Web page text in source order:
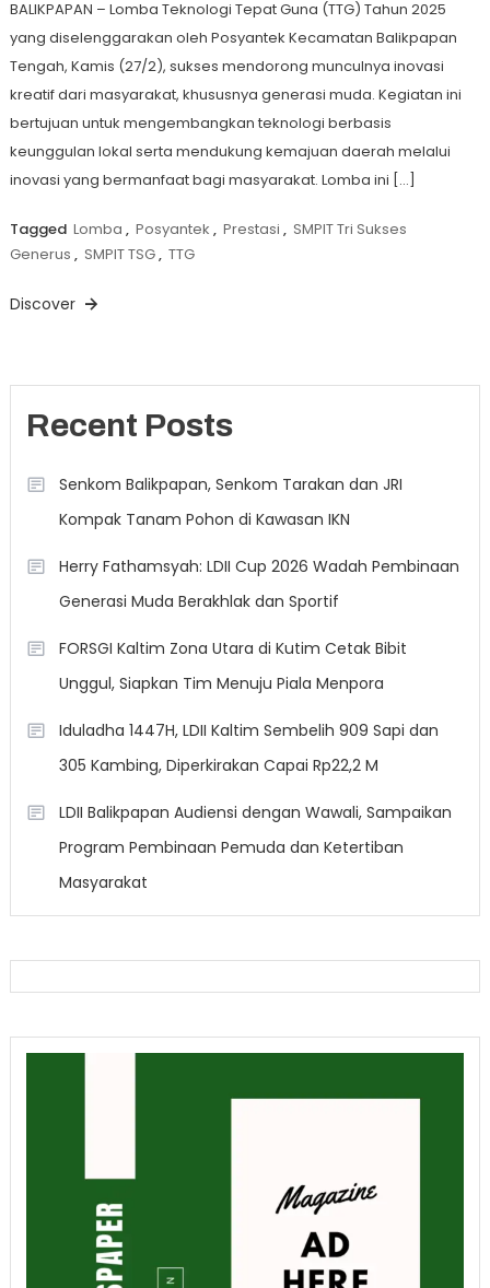
BALIKPAPAN – Lomba Teknologi Tepat Guna (TTG) Tahun 2025
yang diselenggarakan oleh Posyantek Kecamatan Balikpapan
Tengah, Kamis (27/2), sukses mendorong munculnya inovasi
kreatif dari masyarakat, khususnya generasi muda. Kegiatan ini
bertujuan untuk mengembangkan teknologi berbasis
keunggulan lokal serta mendukung kemajuan daerah melalui
inovasi yang bermanfaat bagi masyarakat. Lomba ini […]
Tagged Lomba , Posyantek , Prestasi , SMPIT Tri Sukses
Generus , SMPIT TSG, TTG
Discover
Recent Posts
Senkom Balikpapan, Senkom Tarakan dan JRI
Kompak Tanam Pohon di Kawasan IKN
Herry Fathamsyah: LDII Cup 2026 Wadah Pembinaan
Generasi Muda Berakhlak dan Sportif
FORSGI Kaltim Zona Utara di Kutim Cetak Bibit
Unggul, Siapkan Tim Menuju Piala Menpora
Iduladha 1447H, LDII Kaltim Sembelih 909 Sapi dan
305 Kambing, Diperkirakan Capai Rp22,2 M
LDII Balikpapan Audiensi dengan Wawali, Sampaikan
Program Pembinaan Pemuda dan Ketertiban
Masyarakat